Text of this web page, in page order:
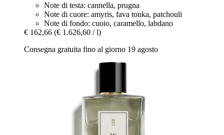
Note di testa: cannella, prugna
Note di cuore: amyris, fava tonka, patchouli
Note di fondo: cuoio, caramello, labdano
€ 162,66 (€ 1.626,60 / l)
Consegna gratuita fino al giorno 19 agosto